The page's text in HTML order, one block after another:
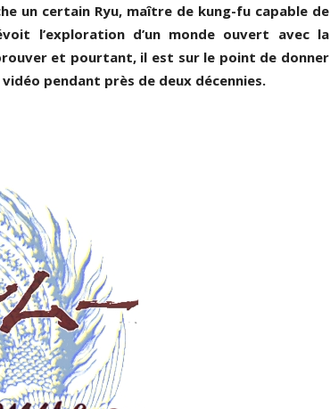
un certain Ryu, maître de kung-fu capable de
l’exploration d’un monde ouvert avec la
prouver et pourtant, il est sur le point de donner
pendant près de deux décennies.